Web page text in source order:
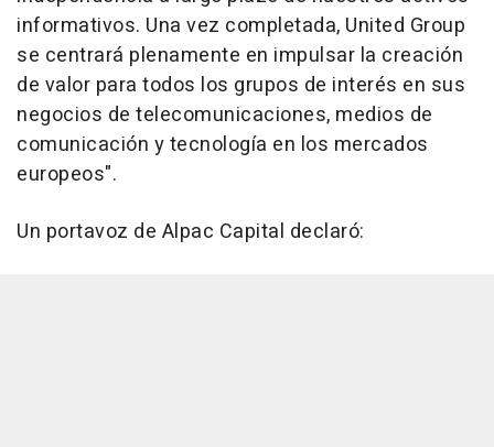
informativos. Una vez completada, United Group
se centrará plenamente en impulsar la creación
de valor para todos los grupos de interés en sus
negocios de telecomunicaciones, medios de
comunicación y tecnología en los mercados
europeos".
Un portavoz de Alpac Capital declaró: